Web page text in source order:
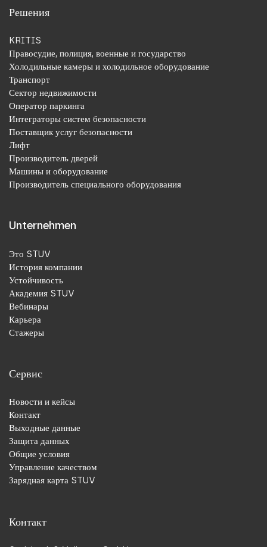
Решения
KRITIS
Правосудие, полиция, военные и государство
Холодильные камеры и холодильное оборудование
Транспорт
Сектор недвижимости
Оператор паркинга
Интеграторы систем безопасности
Поставщик услуг безопасности
Лифт
Производитель дверей
Машины и оборудование
Производитель специального оборудования
Unternehmen
Это STUV
История компании
Устойчивость
Академия STUV
Вебинары
Карьера
Стажеры
Сервис
Новости и кейсы
Контакт
Выходные данные
Защита данных
Общие условия
Управление качеством
Зарядная карта STUV
Контакт